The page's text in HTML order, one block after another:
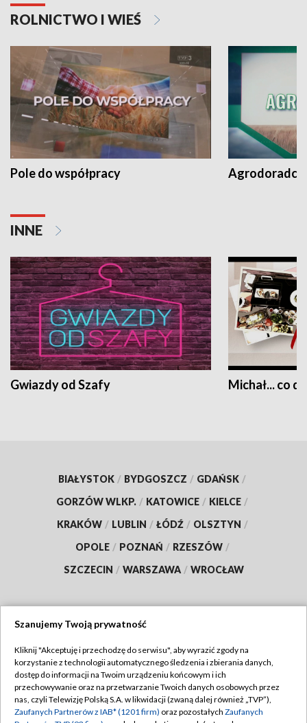
ROLNICTWO I WIEŚ
Pole do współpracy Agrodoradcy
INNE
Gwiazdy od Szafy Michał... co
BIAŁYSTOK / BYDGOSZCZ / GDAŃSK /
GORZÓW WLKP. / KATOWICE / KIELCE /
KRAKÓW / LUBLIN / ŁÓDŹ / OLSZTYN /
OPOLE / POZNAŃ / RZESZÓW /
SZCZECIN / WARSZAWA / WROCŁAW
TVP
Abonament TVP
Emisja w TVP
Regulamin TVP
Polityka prywatności
Szanujemy Twoją prywatność
Kliknij "Akceptuję i przechodzę do serwisu", aby wyrazić zgody na
korzystanie z technologii automatycznego śledzenia i zbierania danych,
dostęp do informacji na Twoim urządzeniu końcowym i ich
przechowywanie oraz na przetwarzanie Twoich danych osobowych przez
nas, czyli Telewizję Polską S.A. w likwidacji (zwaną dalej również „TVP”),
Zaufanych Partnerów z IAB* (1201 firm) oraz pozostałych Zaufanych